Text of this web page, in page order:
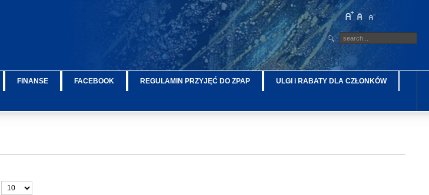
FINANSE FACEBOOK REGULAMIN PRZYJĘĆ DO ZPAP ULGI i RABATY DLA CZŁONKÓW